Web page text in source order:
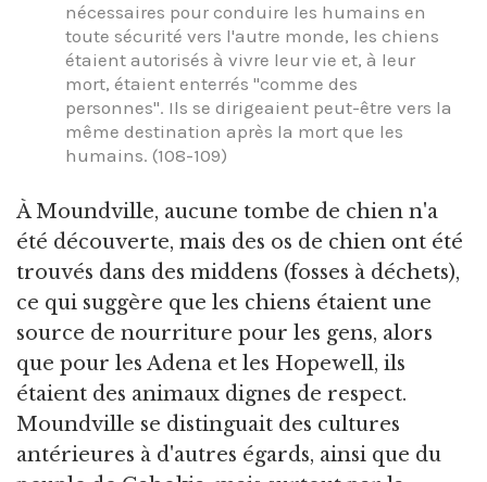
nécessaires pour conduire les humains en
toute sécurité vers l'autre monde, les chiens
étaient autorisés à vivre leur vie et, à leur
mort, étaient enterrés "comme des
personnes". Ils se dirigeaient peut-être vers la
même destination après la mort que les
humains. (108-109)
À Moundville, aucune tombe de chien n'a
été découverte, mais des os de chien ont été
trouvés dans des middens (fosses à déchets),
ce qui suggère que les chiens étaient une
source de nourriture pour les gens, alors
que pour les Adena et les Hopewell, ils
étaient des animaux dignes de respect.
Moundville se distinguait des cultures
antérieures à d'autres égards, ainsi que du